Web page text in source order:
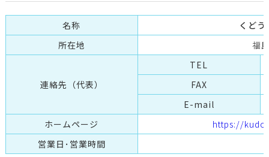
名称
くど
所在地
福
連絡先（代表）
TEL
FAX
E-mail
ホームページ
https://
営業日･営業時間